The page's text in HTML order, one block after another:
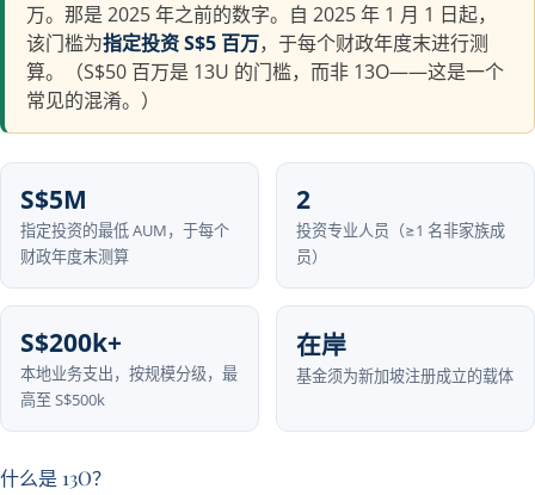
万。那是 2025 年之前的数字。自 2025 年 1 月 1 日起，
该门槛为指定投资 S$5 百万，于每个财政年度末进行测
算。（S$50 百万是 13U 的门槛，而非 13O——这是一个
常见的混淆。）
S$5M
指定投资的最低 AUM，于每个
财政年度末测算
2
投资专业人员（≥1 名非家族成
员）
S$200k+
本地业务支出，按规模分级，最
高至 S$500k
在岸
基金须为新加坡注册成立的载体
什么是 13O？